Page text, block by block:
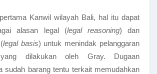
Kanwil wilayah Bali, hal itu dapat
alasan legal (legal reasoning) dan
legal basis) untuk menindak pelanggaran
yang dilakukan oleh Gray. Dugaan
sudah barang tentu terkait memudahkan